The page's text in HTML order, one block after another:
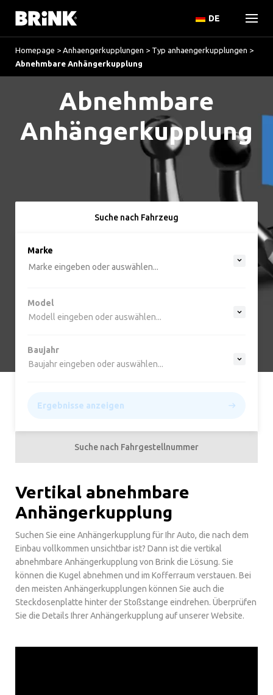
DE
Homepage > Anhaengerkupplungen > Typ anhaengerkupplungen >
Abnehmbare Anhängerkupplung
Abnehmbare
Anhängerkupplung
Suche nach Fahrzeug
option , selected. Select is focused ,type to refine list, press
Marke
Marke eingeben oder auswählen...
Model
Modell eingeben oder auswählen...
Baujahr
Baujahr eingeben oder auswählen...
Ergebnisse anzeigen
Suche nach Fahrgestellnummer
Vertikal abnehmbare
Anhängerkupplung
Suchen Sie eine Anhängerkupplung für Ihr Auto, die nach dem
Einbau vollkommen unsichtbar ist? Dann ist die vertikal
abnehmbare Anhängerkupplung von Brink die Lösung. Sie
können die Kugel abnehmen und im Kofferraum verstauen. Bei
den meisten Anhängerkupplungen können Sie auch die
Steckdosenplatte hinter der Stoßstange eindrehen. Überprüfen
Sie die Details Ihrer Anhängerkupplung auf unserer Website.